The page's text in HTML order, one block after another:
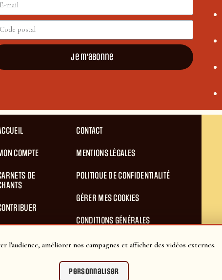
améliorer nos campagnes et afficher des vidéos externes.
Personnaliser
Je m'abonne
COMPTE
DE
CONTACT
MENTIONS LÉGALES
POLITIQUE DE CONFIDENTIALITÉ
GÉRER MES COOKIES
CONDITIONS GÉNÉRALES
CONDITIONS GÉNÉRALES DE VENTES